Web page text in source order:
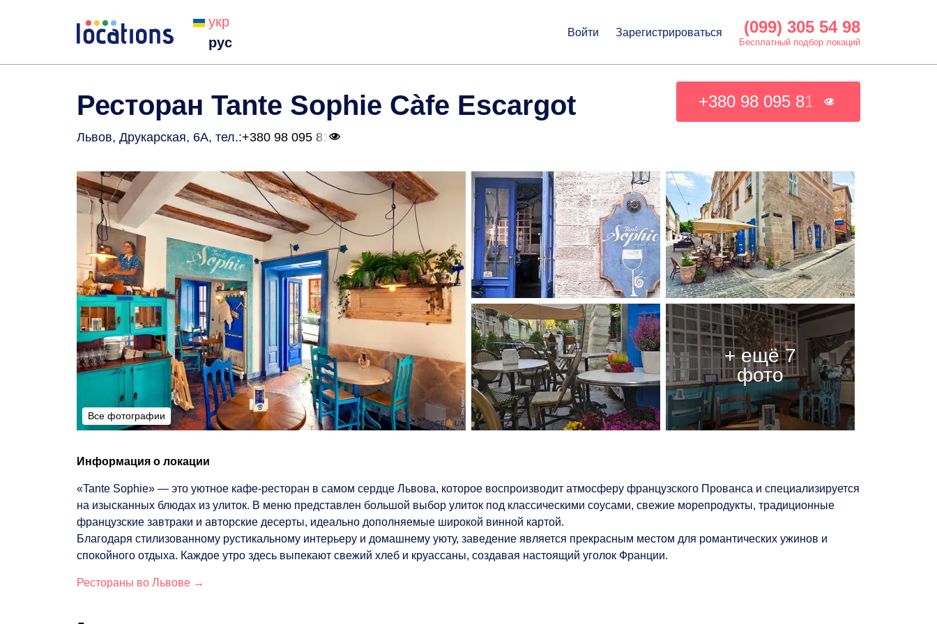
укр
рус
Войти Зарегистрироваться (099) 305 54 98
Бесплатный подбор локаций
+380 98 095 81
Ресторан Tante Sophie Càfe Escargot
Львов, Друкарская, 6А, тел.:+380 98 095 81
Все фотографии
Все фотографии
Информация о локации
«Tante Sophie» — это уютное кафе-ресторан в самом сердце Львова, которое воспроизводит атмосферу французского Прованса и специализируется
на изысканных блюдах из улиток. В меню представлен большой выбор улиток под классическими соусами, свежие морепродукты, традиционные
французские завтраки и авторские десерты, идеально дополняемые широкой винной картой.
Благодаря стилизованному рустикальному интерьеру и домашнему уюту, заведение является прекрасным местом для романтических ужинов и
спокойного отдыха. Каждое утро здесь выпекают свежий хлеб и круассаны, создавая настоящий уголок Франции.
Рестораны во Львове →